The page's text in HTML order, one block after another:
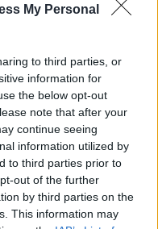
My Personal
to third parties, or
information for
the below opt-out
note that after your
continue seeing
information utilized by
to third parties prior to
out of the further
by third parties on the
This information may
Fadda, il Monte
a partire dall'1 luglio,
per le squadre di
delle trattative…
dei 16esimi di
Sassari e
e arriva anche
Cagliari con Piroddi,